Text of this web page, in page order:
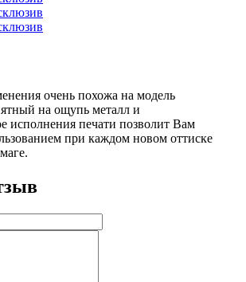
очень похожа на модель
на ощупь металл и
исполнения печати позволит Вам
при каждом новом оттиске